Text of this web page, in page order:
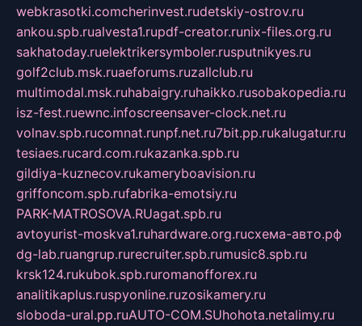
webkrasotki.comcherinvest.rudetskiy-ostrov.ru
ankou.spb.rualvesta1.rupdf-creator.runix-files.org.ru
sakhatoday.ruelektrikersymboler.rusputnikyes.ru
golf2club.msk.ruaeforums.ruzallclub.ru
multimodal.msk.ruhabaigry.ruhaikko.rusobakopedia.ru
isz-fest.ruewnc.infoscreensaver-clock.net.ru
volnav.spb.rucomnat.runpf.net.ru7bit.pp.rukalugatur.ru
tesiaes.rucard.com.rukazanka.spb.ru
gildiya-kuznecov.rukameryboavision.ru
griffoncom.spb.rufabrika-emotsiy.ru
PARK-MATROSOVA.RUagat.spb.ru
avtoyurist-moskva1.ruhardware.org.ruсхема-авто.рф
dg-lab.ruangrup.rurecruiter.spb.rumusic8.spb.ru
krsk124.rukubok.spb.ruromanofforex.ru
analitikaplus.ruspyonline.ruzosikamery.ru
sloboda-ural.pp.ruAUTO-COM.SUhohota.netalimy.ru